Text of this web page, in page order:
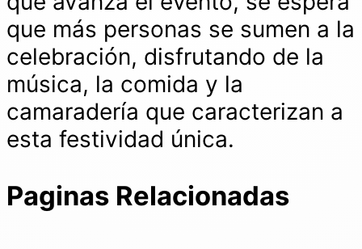
que más personas se sumen a la
celebración, disfrutando de la
música, la comida y la
camaradería que caracterizan a
esta festividad única.
Paginas Relacionadas